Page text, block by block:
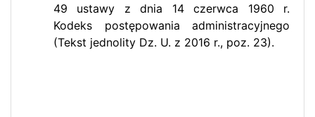
49 ustawy z dnia 14 czerwca 1960 r.
Kodeks postępowania administracyjnego
(Tekst jednolity Dz. U. z 2016 r., poz. 23).